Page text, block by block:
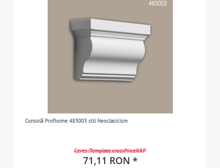
Consolă Profhome 483003 stil Neoclasicism
Ceres::Template.crossPriceRRP
71,11 RON *